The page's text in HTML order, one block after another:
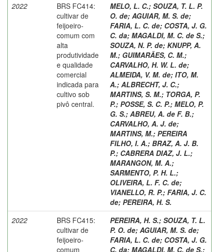
2022
BRS FC414:
cultivar de
feijoeiro-
comum com
alta
produtividade
e qualidade
comercial
indicada para
cultivo sob
pivô central.
MELO, L. C.; SOUZA, T. L. P.
O. de; AGUIAR, M. S. de;
FARIA, L. C. de; COSTA, J. G.
C. da; MAGALDI, M. C. de S.;
SOUZA, N. P. de; KNUPP, A.
M.; GUIMARÃES, C. M.;
CARVALHO, H. W. L. de;
ALMEIDA, V. M. de; ITO, M.
A.; ALBRECHT, J. C.;
MARTINS, S. M.; TORGA, P.
P.; POSSE, S. C. P.; MELO, P.
G. S.; ABREU, A. de F. B.;
CARVALHO, A. J. de;
MARTINS, M.; PEREIRA
FILHO, I. A.; BRAZ, A. J. B.
P.; CABRERA DIAZ, J. L.;
MARANGON, M. A.;
SARMENTO, P. H. L.;
OLIVEIRA, L. F. C. de;
VIANELLO, R. P.; FARIA, J. C.
de; PEREIRA, H. S.
2022
BRS FC415:
cultivar de
feijoeiro-
comum
PEREIRA, H. S.; SOUZA, T. L.
P. O. de; AGUIAR, M. S. de;
FARIA, L. C. de; COSTA, J. G.
C. da; MAGALDI, M. C. de S.;